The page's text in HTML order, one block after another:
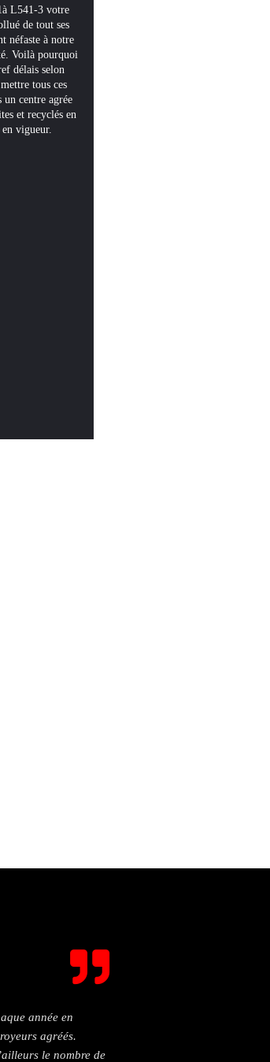
L541-3 votre
de tout ses
néfaste à notre
Voilà pourquoi
délais selon
tous ces
un centre agrée
et recyclés en
vigueur.
année en
agréés.
le nombre de